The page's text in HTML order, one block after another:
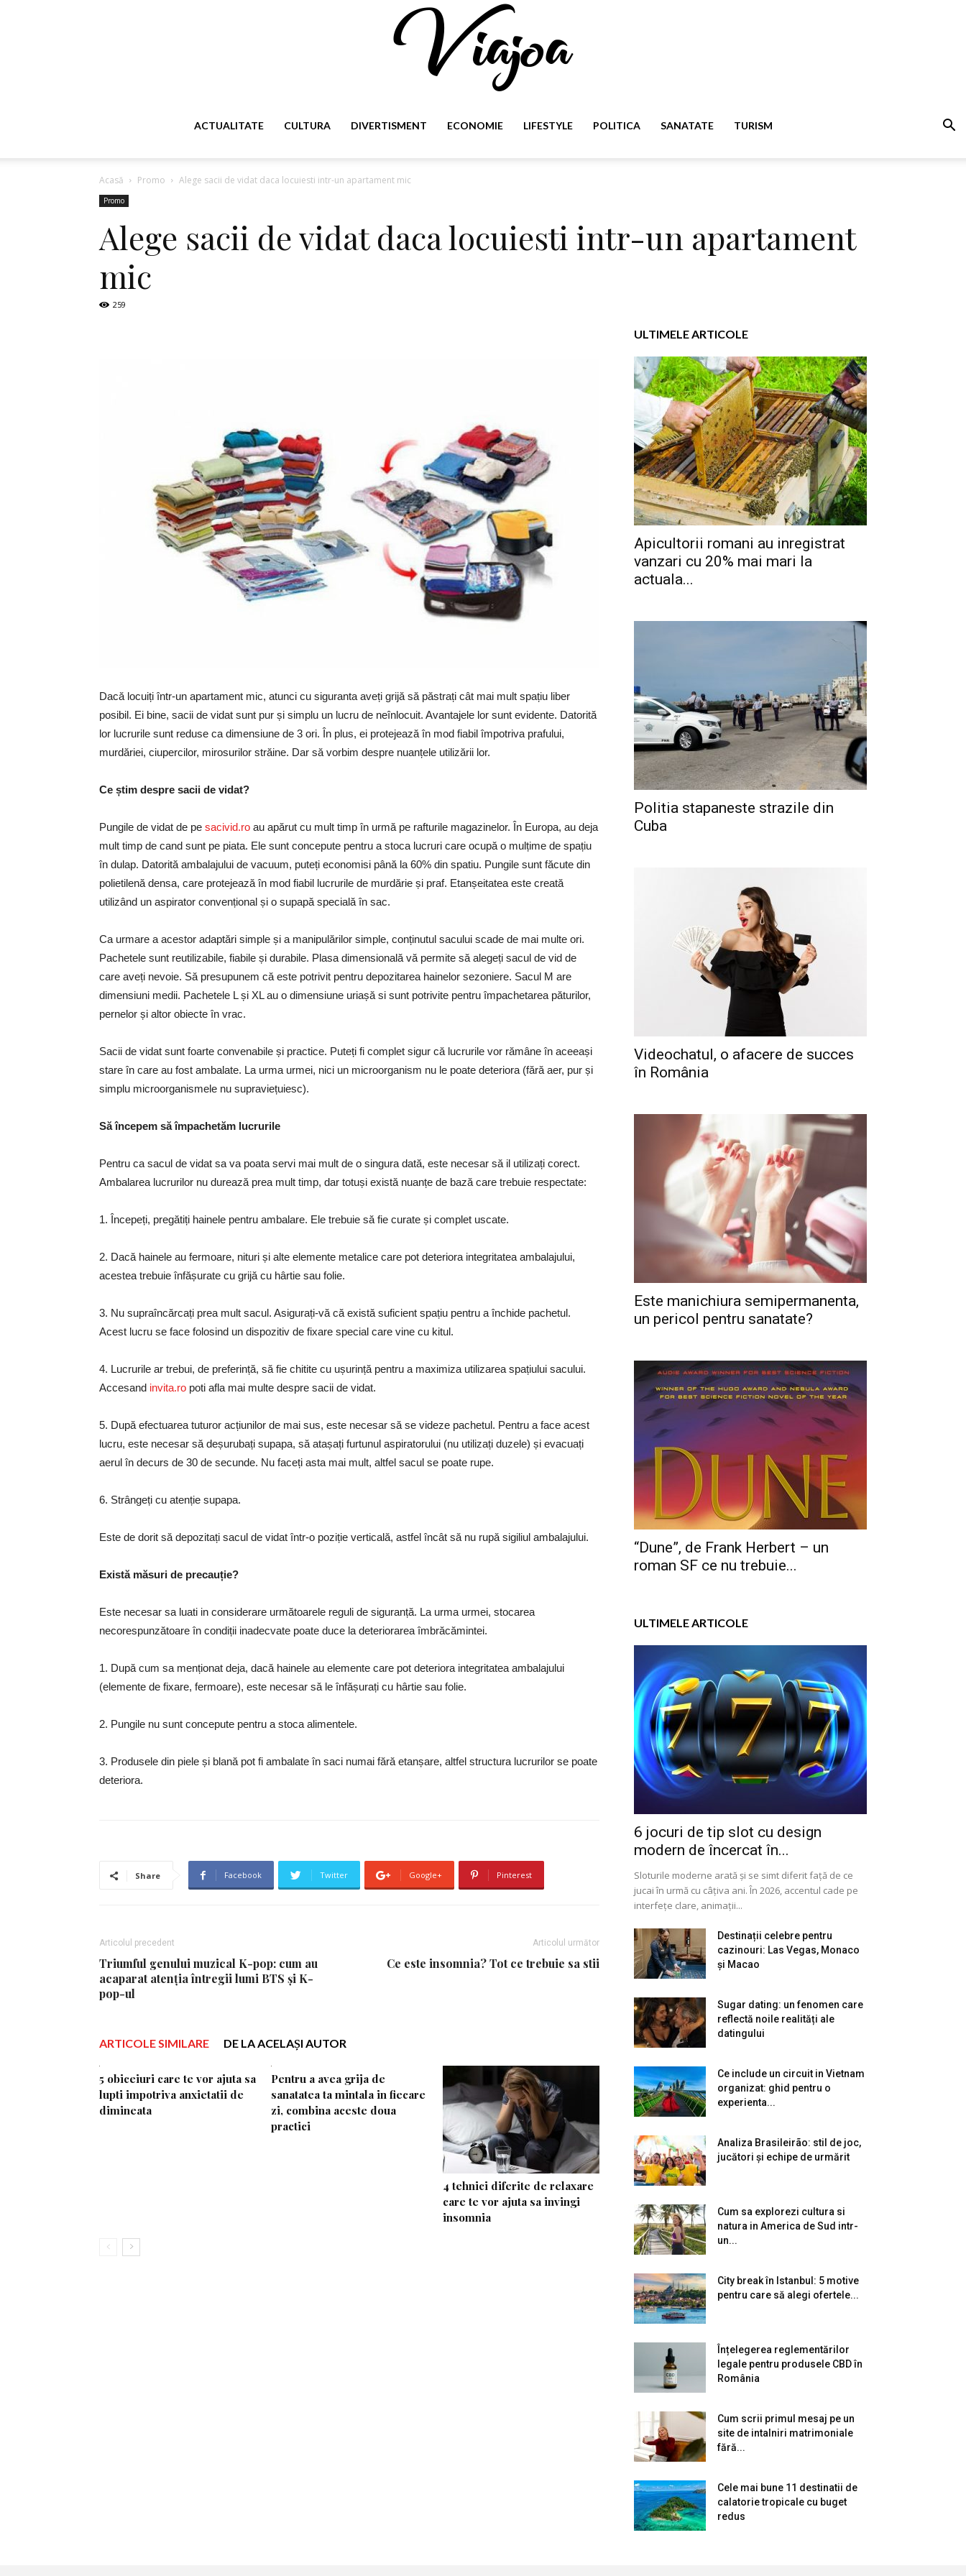
ACTUALITATE CULTURA DIVERTISMENT ECONOMIE LIFESTYLE POLITICA SANATATE TURISM
Acasă Promo Alege sacii de vidat daca locuiesti intr-un apartament mic
Promo
Alege sacii de vidat daca locuiesti intr-un apartament
mic
259
Dacă locuiți într-un apartament mic, atunci cu siguranta aveți grijă să păstrați cât mai mult spațiu liber
posibil. Ei bine, sacii de vidat sunt pur și simplu un lucru de neînlocuit. Avantajele lor sunt evidente. Datorită
lor lucrurile sunt reduse ca dimensiune de 3 ori. În plus, ei protejează în mod fiabil împotriva prafului,
murdăriei, ciupercilor, mirosurilor străine. Dar să vorbim despre nuanțele utilizării lor.
Ce știm despre sacii de vidat?
Pungile de vidat de pe sacivid.ro au apărut cu mult timp în urmă pe rafturile magazinelor. În Europa, au deja
mult timp de cand sunt pe piata. Ele sunt concepute pentru a stoca lucruri care ocupă o mulțime de spațiu
în dulap. Datorită ambalajului de vacuum, puteți economisi până la 60% din spatiu. Pungile sunt făcute din
polietilenă densa, care protejează în mod fiabil lucrurile de murdărie și praf. Etanșeitatea este creată
utilizând un aspirator convențional și o supapă specială în sac.
Ca urmare a acestor adaptări simple și a manipulărilor simple, conținutul sacului scade de mai multe ori.
Pachetele sunt reutilizabile, fiabile și durabile. Plasa dimensională vă permite să alegeți sacul de vid de
care aveți nevoie. Să presupunem că este potrivit pentru depozitarea hainelor sezoniere. Sacul M are
dimensiuni medii. Pachetele L și XL au o dimensiune uriașă si sunt potrivite pentru împachetarea păturilor,
pernelor și altor obiecte în vrac.
Sacii de vidat sunt foarte convenabile și practice. Puteți fi complet sigur că lucrurile vor rămâne în aceeași
stare în care au fost ambalate. La urma urmei, nici un microorganism nu le poate deteriora (fără aer, pur și
simplu microorganismele nu supraviețuiesc).
Să începem să împachetăm lucrurile
Pentru ca sacul de vidat sa va poata servi mai mult de o singura dată, este necesar să il utilizați corect.
Ambalarea lucrurilor nu durează prea mult timp, dar totuși există nuanțe de bază care trebuie respectate:
1. Începeți, pregătiți hainele pentru ambalare. Ele trebuie să fie curate și complet uscate.
2. Dacă hainele au fermoare, nituri și alte elemente metalice care pot deteriora integritatea ambalajului,
acestea trebuie înfășurate cu grijă cu hârtie sau folie.
3. Nu supraîncărcați prea mult sacul. Asigurați-vă că există suficient spațiu pentru a închide pachetul.
Acest lucru se face folosind un dispozitiv de fixare special care vine cu kitul.
4. Lucrurile ar trebui, de preferință, să fie chitite cu ușurință pentru a maximiza utilizarea spațiului sacului.
Accesand invita.ro poti afla mai multe despre sacii de vidat.
5. După efectuarea tuturor acțiunilor de mai sus, este necesar să se videze pachetul. Pentru a face acest
lucru, este necesar să deșurubați supapa, să atașați furtunul aspiratorului (nu utilizați duzele) și evacuați
aerul în decurs de 30 de secunde. Nu faceți asta mai mult, altfel sacul se poate rupe.
6. Strângeți cu atenție supapa.
Este de dorit să depozitați sacul de vidat într-o poziție verticală, astfel încât să nu rupă sigiliul ambalajului.
Există măsuri de precauție?
Este necesar sa luati in considerare următoarele reguli de siguranță. La urma urmei, stocarea
necorespunzătoare în condiții inadecvate poate duce la deteriorarea îmbrăcămintei.
1. După cum sa menționat deja, dacă hainele au elemente care pot deteriora integritatea ambalajului
(elemente de fixare, fermoare), este necesar să le înfășurați cu hârtie sau folie.
2. Pungile nu sunt concepute pentru a stoca alimentele.
3. Produsele din piele și blană pot fi ambalate în saci numai fără etanșare, altfel structura lucrurilor se poate
deteriora.
Share Facebook Twitter Google+ Pinterest
Articolul precedent
Triumful genului muzical K-pop: cum au
acaparat atenția întregii lumi BTS și K-
pop-ul
Articolul următor
Ce este insomnia? Tot ce trebuie sa stii
ARTICOLE SIMILARE DE LA ACELAȘI AUTOR
5 obiceiuri care te vor ajuta sa
lupti impotriva anxietatii de
dimineata
Pentru a avea grija de
sanatatea ta mintala in fiecare
zi, combina aceste doua
practici
4 tehnici diferite de relaxare
care te vor ajuta sa invingi
insomnia
ULTIMELE ARTICOLE
Apicultorii romani au inregistrat
vanzari cu 20% mai mari la
actuala...
Politia stapaneste strazile din
Cuba
Videochatul, o afacere de succes
în România
Este manichiura semipermanenta,
un pericol pentru sanatate?
“Dune”, de Frank Herbert – un
roman SF ce nu trebuie...
ULTIMELE ARTICOLE
6 jocuri de tip slot cu design
modern de încercat în...
Sloturile moderne arată și se simt diferit față de ce
jucai în urmă cu câțiva ani. În 2026, accentul cade pe
interfețe clare, animații...
Destinații celebre pentru
cazinouri: Las Vegas, Monaco
și Macao
Sugar dating: un fenomen care
reflectă noile realități ale
datingului
Ce include un circuit in Vietnam
organizat: ghid pentru o
experienta...
Analiza Brasileirão: stil de joc,
jucători și echipe de urmărit
Cum sa explorezi cultura si
natura in America de Sud intr-
un...
City break în Istanbul: 5 motive
pentru care să alegi ofertele...
Înțelegerea reglementărilor
legale pentru produsele CBD în
România
Cum scrii primul mesaj pe un
site de intalniri matrimoniale
fără...
Cele mai bune 11 destinatii de
calatorie tropicale cu buget
redus